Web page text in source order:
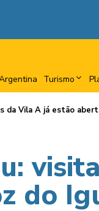
Turismo
da Vila A já estão
do